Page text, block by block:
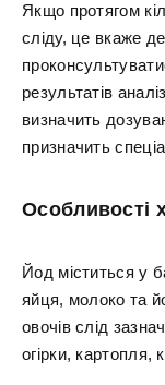
Якщо протягом
сліду, це вкаже
результатів
визначить
призначить
Особливості
Йод міститься у
яйця, молоко та
овочів слід
огірки, картопля,